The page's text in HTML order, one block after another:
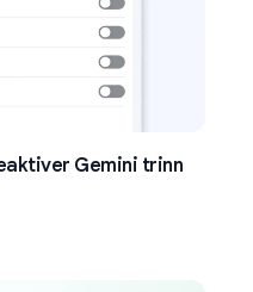
Gemini trinn